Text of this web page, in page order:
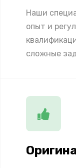
Наши
опыт и
сложные